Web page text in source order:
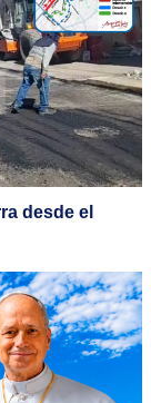
desde el